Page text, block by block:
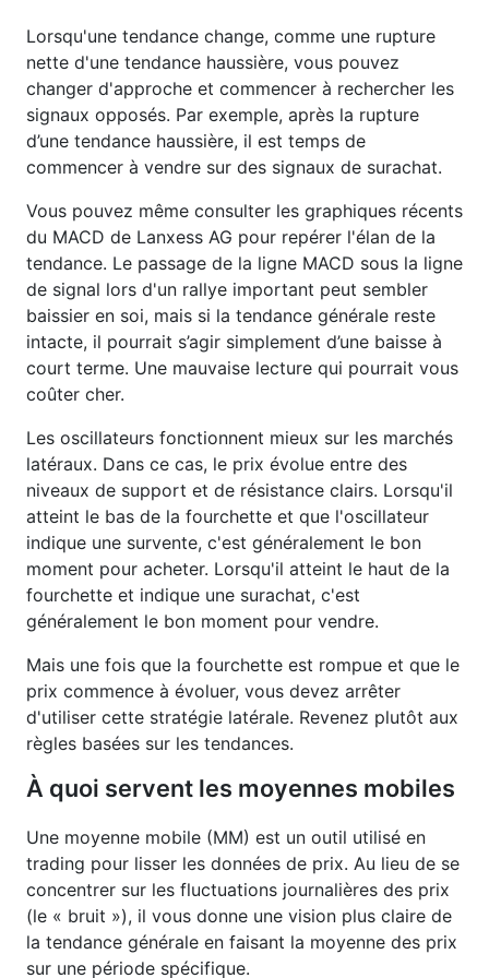
Lorsqu'une tendance change, comme une rupture
nette d'une tendance haussière, vous pouvez
changer d'approche et commencer à rechercher les
signaux opposés. Par exemple, après la rupture
d’une tendance haussière, il est temps de
commencer à vendre sur des signaux de surachat.
Vous pouvez même consulter les graphiques récents
du MACD de Lanxess AG pour repérer l'élan de la
tendance. Le passage de la ligne MACD sous la ligne
de signal lors d'un rallye important peut sembler
baissier en soi, mais si la tendance générale reste
intacte, il pourrait s’agir simplement d’une baisse à
court terme. Une mauvaise lecture qui pourrait vous
coûter cher.
Les oscillateurs fonctionnent mieux sur les marchés
latéraux. Dans ce cas, le prix évolue entre des
niveaux de support et de résistance clairs. Lorsqu'il
atteint le bas de la fourchette et que l'oscillateur
indique une survente, c'est généralement le bon
moment pour acheter. Lorsqu'il atteint le haut de la
fourchette et indique une surachat, c'est
généralement le bon moment pour vendre.
Mais une fois que la fourchette est rompue et que le
prix commence à évoluer, vous devez arrêter
d'utiliser cette stratégie latérale. Revenez plutôt aux
règles basées sur les tendances.
À quoi servent les moyennes mobiles
Une moyenne mobile (MM) est un outil utilisé en
trading pour lisser les données de prix. Au lieu de se
concentrer sur les fluctuations journalières des prix
(le « bruit »), il vous donne une vision plus claire de
la tendance générale en faisant la moyenne des prix
sur une période spécifique.